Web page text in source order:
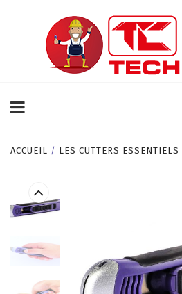
ACCUEIL / LES CUTTERS ESSENTIELS